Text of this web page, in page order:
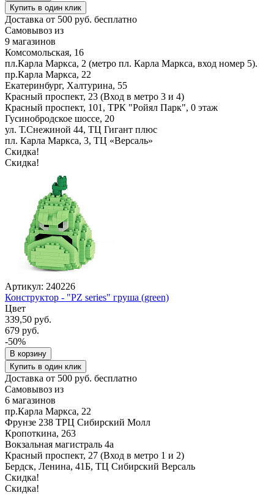
Купить в один клик
Доставка от 500 руб. бесплатно
Самовывоз из
9 магазинов
Комсомольская, 16
пл.Карла Маркса, 2 (метро пл. Карла Маркса, вход номер 5).
пр.Карла Маркса, 22
Екатеринбург, Халтурина, 55
Красный проспект, 23 (Вход в метро 3 и 4)
Красный проспект, 101, ТРК "Ройял Парк", 0 этаж
Гусинобродское шоссе, 20
ул. Т.Снежиной 44, ТЦ Гигант плюс
пл. Карла Маркса, 3, ТЦ «Версаль»
Скидка!
Скидка!
Артикул: 240226
Конструктор - "PZ series" груша (green)
Цвет
339,50 руб.
679 руб.
-50%
В корзину
Купить в один клик
Доставка от 500 руб. бесплатно
Самовывоз из
6 магазинов
пр.Карла Маркса, 22
Фрунзе 238 ТРЦ Сибирский Молл
Кропоткина, 263
Вокзальная магистраль 4а
Красный проспект, 27 (Вход в метро 1 и 2)
Бердск, Ленина, 41Б, ТЦ Сибирский Версаль
Скидка!
Скидка!